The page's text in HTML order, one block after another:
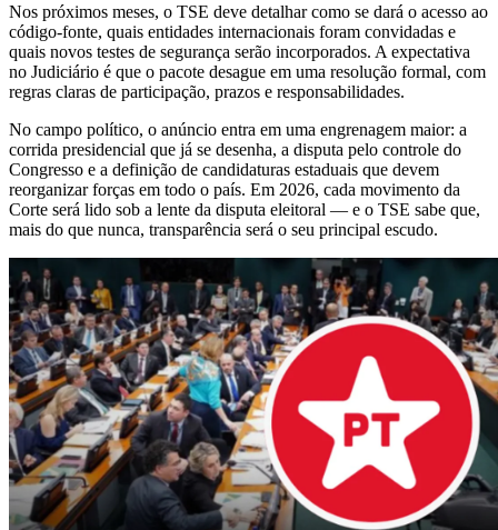
Nos próximos meses, o TSE deve detalhar como se dará o acesso ao
código-fonte, quais entidades internacionais foram convidadas e
quais novos testes de segurança serão incorporados. A expectativa
no Judiciário é que o pacote desague em uma resolução formal, com
regras claras de participação, prazos e responsabilidades.
No campo político, o anúncio entra em uma engrenagem maior: a
corrida presidencial que já se desenha, a disputa pelo controle do
Congresso e a definição de candidaturas estaduais que devem
reorganizar forças em todo o país. Em 2026, cada movimento da
Corte será lido sob a lente da disputa eleitoral — e o TSE sabe que,
mais do que nunca, transparência será o seu principal escudo.